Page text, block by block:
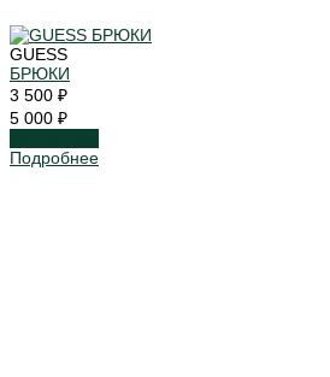
GUESS
БРЮКИ
3 500 ₽
5 000 ₽
Подробнее